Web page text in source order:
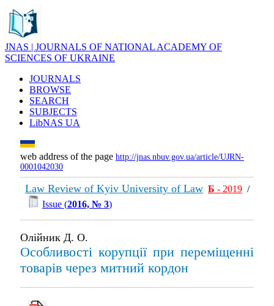
JNAS | JOURNALS OF NATIONAL ACADEMY OF
SCIENCES OF UKRAINE
JOURNALS
BROWSE
SEARCH
SUBJECTS
LibNAS UA
web address of the page http://jnas.nbuv.gov.ua/article/UJRN-
0001042030
Law Review of Kyiv University of Law Б - 2019 /
Issue (2016, № 3)
Олійник Д. О.
Особливості корупції при переміщенні
товарів через митний кордон